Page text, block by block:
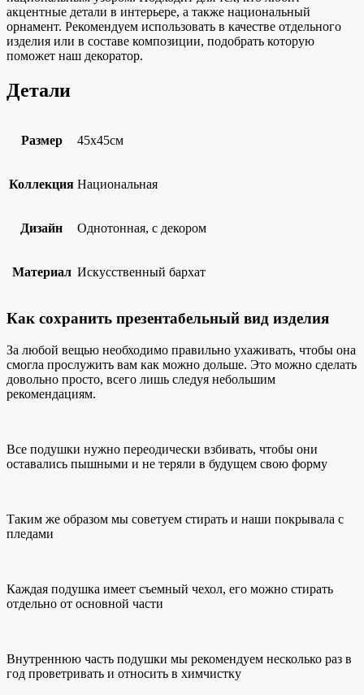
акцентные детали в интерьере, а также национальный
орнамент. Рекомендуем использовать в качестве отдельного
изделия или в составе композиции, подобрать которую
поможет наш декоратор.
Детали
Размер 45х45см
Коллекция Национальная
Дизайн Однотонная, с декором
Материал Искусственный бархат
Как сохранить презентабельный вид изделия
За любой вещью необходимо правильно ухаживать, чтобы она
смогла прослужить вам как можно дольше. Это можно сделать
довольно просто, всего лишь следуя небольшим
рекомендациям.
Все подушки нужно переодически взбивать, чтобы они
оставались пышными и не теряли в будущем свою форму
Таким же образом мы советуем стирать и наши покрывала с
пледами
Каждая подушка имеет съемный чехол, его можно стирать
отдельно от основной части
Внутреннюю часть подушки мы рекомендуем несколько раз в
год проветривать и относить в химчистку